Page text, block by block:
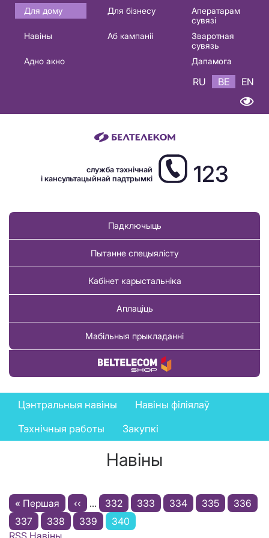
Основная
навигация
Для дому Для бізнесу
Аператарам
сувязі
Навіны
Аб кампаніі
Зваротная
сувязь
Адно акно
Дапамога
RU BE EN
служба тэхнічнай
і кансультацыйнай падтрымкі
123
Падключыць
Пытанне спецыялісту
Кабінет карыстальніка
Аплаціць
Мабільныя прыкладанні
Купіць тавар
News
menu
Цэнтральныя навіны
Навіны філіялаў
Тэхнічныя работы
Закупкі
Навіны
Pagination
First
page
« Першая
Previous
page
‹‹ … Старонка
332 Старонка
333 Старонка
334 Старонка
335
336
Старонка
337 Старонка
338 Старонка
339
Current
340